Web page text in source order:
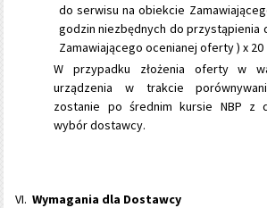
do serwisu na obiekcie
godzin niezbędnych do przystąpienia
Zamawiającego ocenianej oferty ) x 20
W przypadku złożenia oferty w
urządzenia w trakcie
zostanie po średnim kursie NBP z
wybór dostawcy.
Wymagania dla Dostawcy